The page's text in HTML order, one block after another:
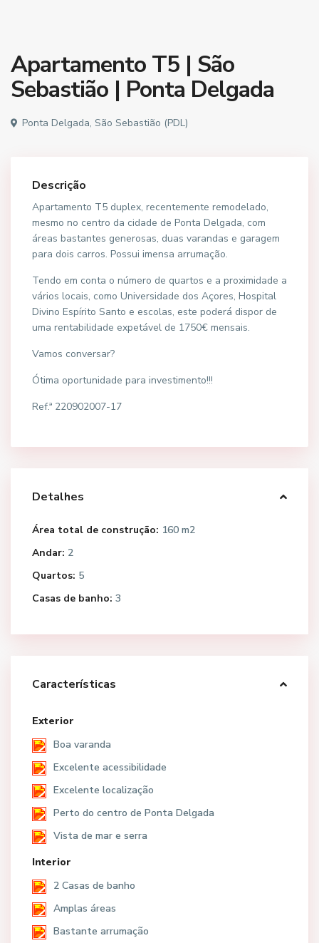
Apartamento T5 | São
Sebastião | Ponta Delgada
Ponta Delgada, São Sebastião (PDL)
Descrição
Apartamento T5 duplex, recentemente remodelado,
mesmo no centro da cidade de Ponta Delgada, com
áreas bastantes generosas, duas varandas e garagem
para dois carros. Possui imensa arrumação.
Tendo em conta o número de quartos e a proximidade a
vários locais, como Universidade dos Açores, Hospital
Divino Espírito Santo e escolas, este poderá dispor de
uma rentabilidade expetável de 1750€ mensais.
Vamos conversar?
Ótima oportunidade para investimento!!!
Ref.ª 220902007-17
Detalhes
Área total de construção: 160 m2
Andar: 2
Quartos: 5
Casas de banho: 3
Características
Exterior
Boa varanda
Excelente acessibilidade
Excelente localização
Perto do centro de Ponta Delgada
Vista de mar e serra
Interior
2 Casas de banho
Amplas áreas
Bastante arrumação